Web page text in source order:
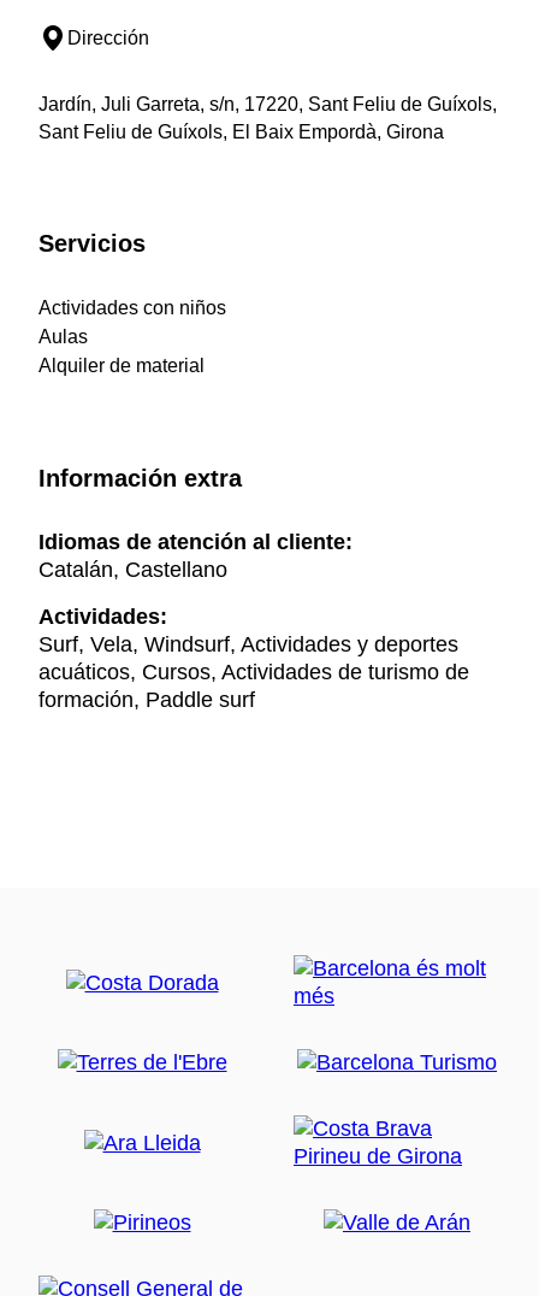
Dirección
Jardín, Juli Garreta, s/n, 17220, Sant Feliu de Guíxols,
Sant Feliu de Guíxols, El Baix Empordà, Girona
Servicios
Actividades con niños
Aulas
Alquiler de material
Información extra
Idiomas de atención al cliente:
Catalán, Castellano
Actividades:
Surf, Vela, Windsurf, Actividades y deportes
acuáticos, Cursos, Actividades de turismo de
formación, Paddle surf